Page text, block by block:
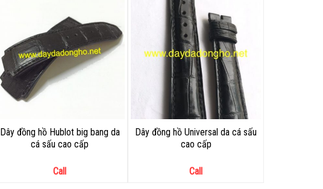
Dây đồng hồ Hublot big bang da
cá sấu cao cấp
Call
Dây đồng hồ Universal da cá sấu
cao cấp
Call